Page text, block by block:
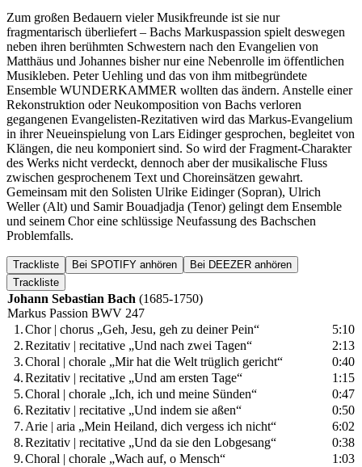
Zum großen Bedauern vieler Musikfreunde ist sie nur
fragmentarisch überliefert – Bachs Markuspassion spielt deswegen
neben ihren berühmten Schwestern nach den Evangelien von
Matthäus und Johannes bisher nur eine Nebenrolle im öffentlichen
Musikleben. Peter Uehling und das von ihm mitbegründete
Ensemble WUNDERKAMMER wollten das ändern. Anstelle einer
Rekonstruktion oder Neukomposition von Bachs verloren
gegangenen Evangelisten-Rezitativen wird das Markus-Evangelium
in ihrer Neueinspielung von Lars Eidinger gesprochen, begleitet von
Klängen, die neu komponiert sind. So wird der Fragment-Charakter
des Werks nicht verdeckt, dennoch aber der musikalische Fluss
zwischen gesprochenem Text und Choreinsätzen gewahrt.
Gemeinsam mit den Solisten Ulrike Eidinger (Sopran), Ulrich
Weller (Alt) und Samir Bouadjadja (Tenor) gelingt dem Ensemble
und seinem Chor eine schlüssige Neufassung des Bachschen
Problemfalls.
Trackliste Bei SPOTIFY anhören
Bei DEEZER anhören
Trackliste
Johann Sebastian Bach (1685-1750)
Markus Passion BWV 247
1.Chor | chorus „Geh, Jesu, geh zu deiner Pein“
5:10
2.Rezitativ | recitative „Und nach zwei Tagen“
2:13
3.Choral | chorale „Mir hat die Welt trüglich gericht“
0:40
4.Rezitativ | recitative „Und am ersten Tage“
1:15
5.Choral | chorale „Ich, ich und meine Sünden“
0:47
6.Rezitativ | recitative „Und indem sie aßen“
0:50
7. Arie | aria „Mein Heiland, dich vergess ich nicht“
6:02
8.Rezitativ | recitative „Und da sie den Lobgesang“
0:38
9.Choral | chorale „Wach auf, o Mensch“
1:03